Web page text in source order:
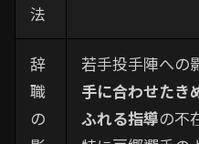
法
辞
職
の
若手投手陣への
手に合わせたき
ふれる指導の不